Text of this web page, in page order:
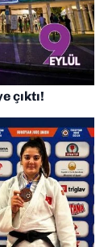
çıktı!